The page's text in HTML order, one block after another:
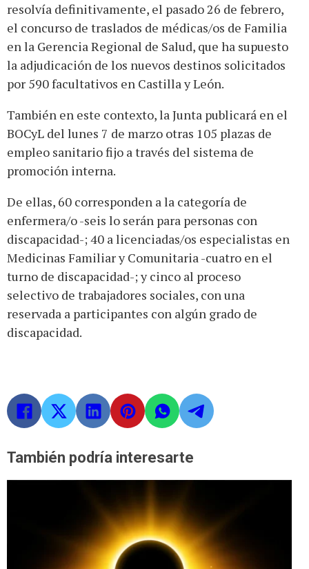
resolvía definitivamente, el pasado 26 de febrero,
el concurso de traslados de médicas/os de Familia
en la Gerencia Regional de Salud, que ha supuesto
la adjudicación de los nuevos destinos solicitados
por 590 facultativos en Castilla y León.
También en este contexto, la Junta publicará en el
BOCyL del lunes 7 de marzo otras 105 plazas de
empleo sanitario fijo a través del sistema de
promoción interna.
De ellas, 60 corresponden a la categoría de
enfermera/o -seis lo serán para personas con
discapacidad-; 40 a licenciadas/os especialistas en
Medicinas Familiar y Comunitaria -cuatro en el
turno de discapacidad-; y cinco al proceso
selectivo de trabajadores sociales, con una
reservada a participantes con algún grado de
discapacidad.
También podría interesarte